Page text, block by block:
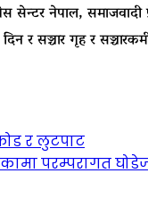
सेन्टर नेपाल,
र सञ्चार गृह र
र लुटपाट
परम्परागत